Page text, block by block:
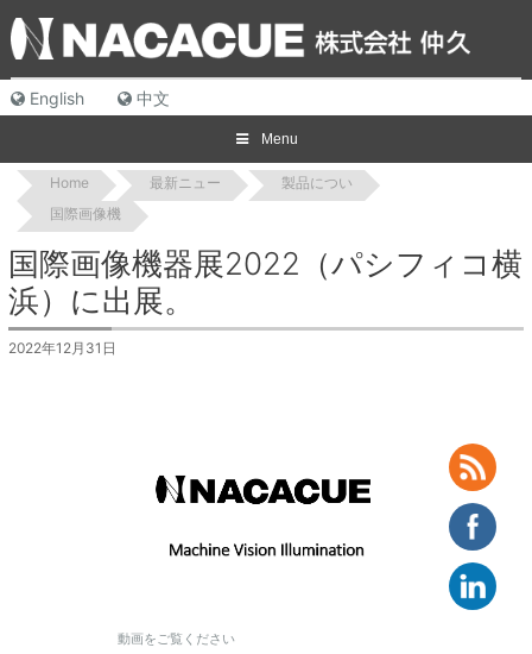
to
content
English
中文
Menu
Home 最新ニュー
製品につい
国際画像機
国際画像機器展2022（パシフィコ横
浜）に出展。
2022年12月31日
動画をご覧ください